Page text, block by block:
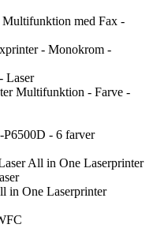
med Fax -
- Monokrom -
Laser
Multifunktion - Farve -
P6500D - 6 farver
All in One Laserprinter
in One Laserprinter